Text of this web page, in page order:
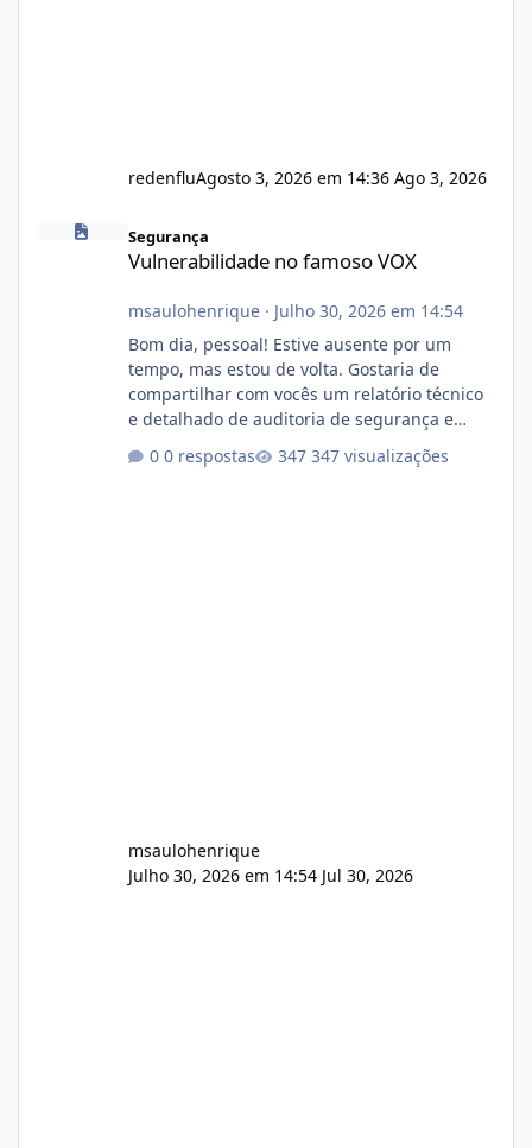
redenfluAgosto 3, 2026 em 14:36 Ago 3, 2026
Vulnerabilidade no famoso VOX
Segurança
Vulnerabilidade no famoso VOX
msaulohenrique· Julho 30, 2026 em 14:54
Bom dia, pessoal! Estive ausente por um
tempo, mas estou de volta. Gostaria de
compartilhar com vocês um relatório técnico
e detalhado de auditoria de segurança e
conformidade referente ao VOXPANEL (versão
atualmente em circulação e comercialização
0 respostas 347 visualizações
msaulohenrique
Julho 30, 2026 em 14:54 Jul 30, 2026